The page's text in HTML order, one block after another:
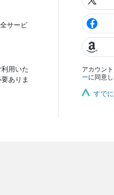
サービ
用いた
ありま
アカウン
ーに同意
すで